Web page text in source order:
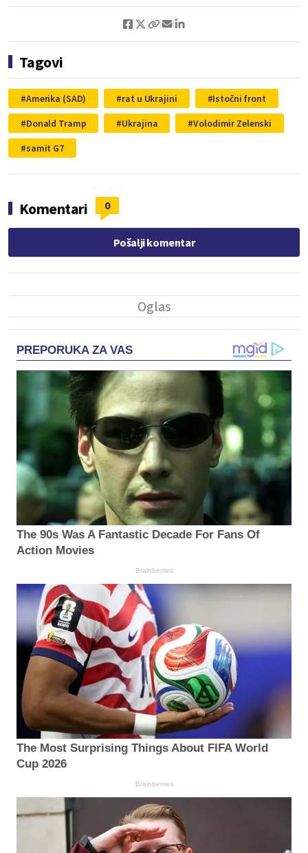
Tagovi
Amerika (SAD) rat u Ukrajini
Istočni front
Donald Tramp
Ukrajina
Volodimir Zelenski
samit G7
Komentari 0
Pošalji komentar
PREPORUKA ZA VAS
The 90s Was A Fantastic Decade For Fans Of
Action Movies
Brainberries
The Most Surprising Things About FIFA World
Cup 2026
Brainberries